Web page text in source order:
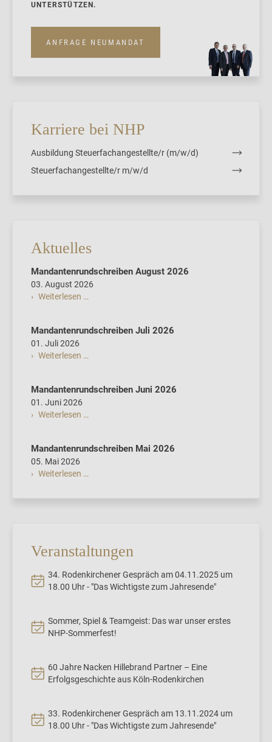
UNTERSTÜTZEN.
ANFRAGE NEUMANDAT
Karriere bei NHP
Ausbildung Steuerfachangestellte/r (m/w/d)
Steuerfachangestellte/r m/w/d
Aktuelles
Mandantenrundschreiben August 2026
03. August 2026
Weiterlesen …
Mandantenrundschreiben Juli 2026
01. Juli 2026
Weiterlesen …
Mandantenrundschreiben Juni 2026
01. Juni 2026
Weiterlesen …
Mandantenrundschreiben Mai 2026
05. Mai 2026
Weiterlesen …
Veranstaltungen
34. Rodenkirchener Gespräch am 04.11.2025 um
18.00 Uhr - "Das Wichtigste zum Jahresende"
Sommer, Spiel & Teamgeist: Das war unser erstes
NHP-Sommerfest!
60 Jahre Nacken Hillebrand Partner – Eine
Erfolgsgeschichte aus Köln-Rodenkirchen
33. Rodenkirchener Gespräch am 13.11.2024 um
18.00 Uhr - "Das Wichtigste zum Jahresende"